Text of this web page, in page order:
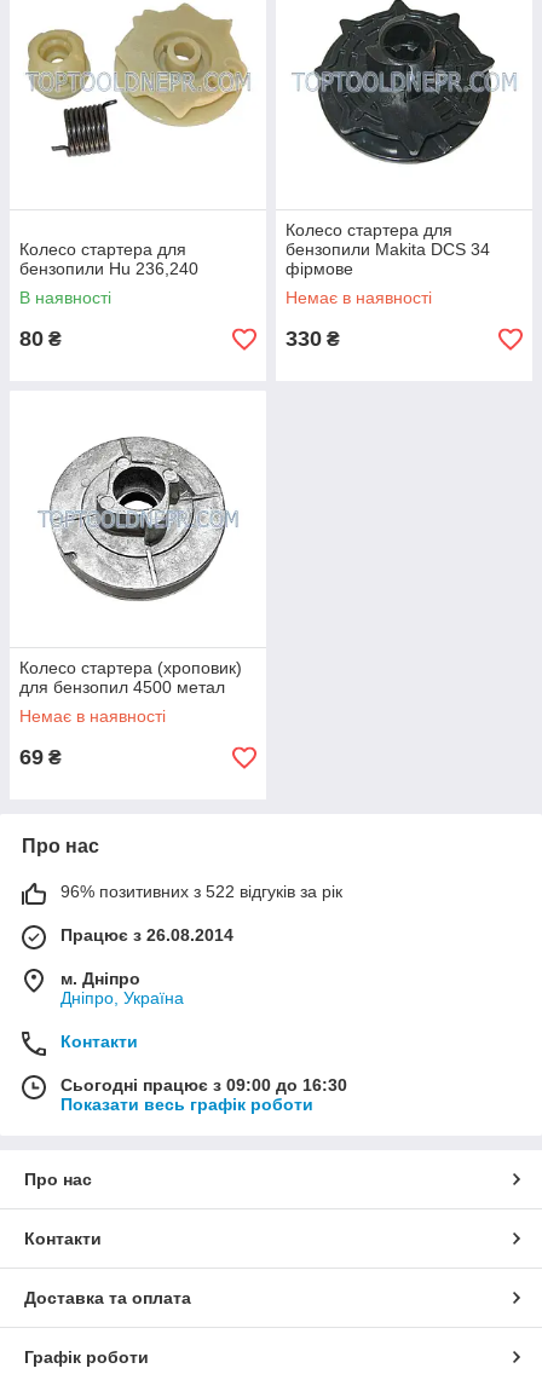
Колесо стартера для
бензопили Hu 236,240
В наявності
80 ₴
Колесо стартера для
бензопили Makita DCS 34
фірмове
Немає в наявності
330 ₴
Колесо стартера (хроповик)
для бензопил 4500 метал
Немає в наявності
69 ₴
Про нас
96% позитивних з 522 відгуків за рік
Працює з 26.08.2014
м. Дніпро
Дніпро, Україна
Контакти
Сьогодні працює з 09:00 до 16:30
Показати весь графік роботи
Про нас
Контакти
Доставка та оплата
Графік роботи